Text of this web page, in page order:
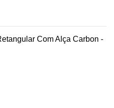
Com Alça Carbon -